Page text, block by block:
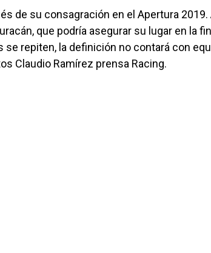
de su consagración en el Apertura
que podría asegurar su lugar en la
repiten, la definición no contará con
Claudio Ramírez prensa Racing.